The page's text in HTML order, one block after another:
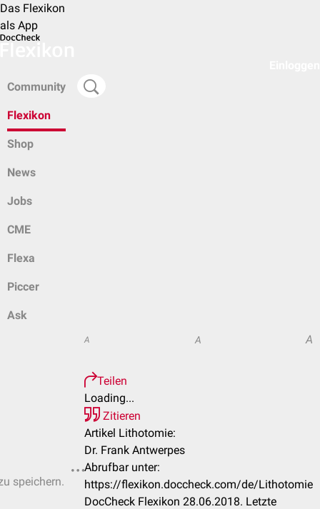
Das Flexikon
als App
Community
Flexikon
Shop
News
Jobs
CME
Flexa
Piccer
Ask
speichern.
A A A
Teilen
Loading...
Zitieren
Artikel Lithotomie:
Dr. Frank Antwerpes
Abrufbar unter:
https://flexikon.doccheck.com/de/Lithotomie
DocCheck Flexikon 28.06.2018. Letzte